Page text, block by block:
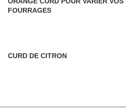
FOURRAGES
CURD DE CITRON